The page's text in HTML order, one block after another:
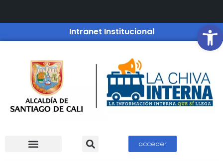
Intranet Institucional
acceder